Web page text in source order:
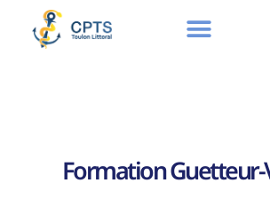
Formation Guetteur-